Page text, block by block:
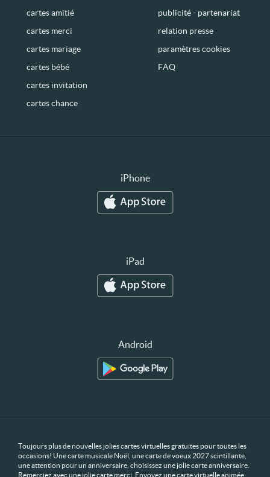
cartes amitié
cartes merci
cartes mariage
cartes bébé
cartes invitation
cartes chance
publicité - partenariat
relation presse
paramètres cookies
FAQ
iPhone
iPad
Android
Toujours plus de nouvelles jolies cartes virtuelles gratuites pour toutes les
occasions! Une carte musicale Noël, une carte de voeux 2027 scintillante,
une attention pour un anniversaire, choisissez une jolie carte anniversaire.
Remerciez avec une jolie carte merci. Envoyez une carte virtuelle animée,